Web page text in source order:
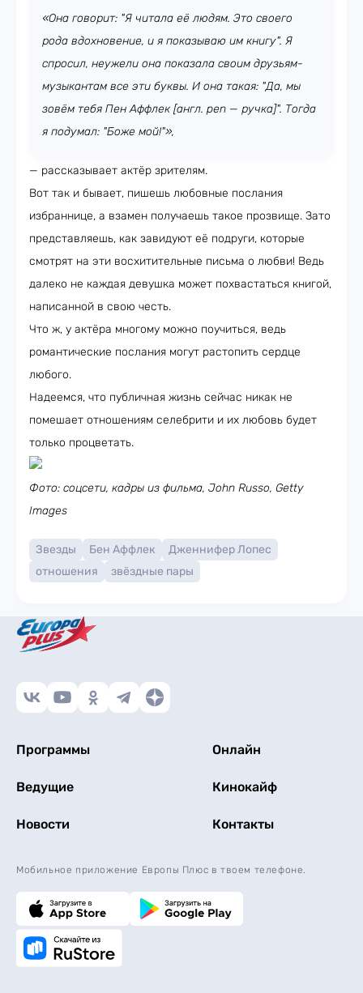
«Она говорит: "Я читала её людям. Это своего
рода вдохновение, и я показываю им книгу". Я
спросил, неужели она показала своим друзьям-
музыкантам все эти буквы. И она такая: "Да, мы
зовём тебя Пен Аффлек [англ. pen — ручка]". Тогда
я подумал: "Боже мой!"»,
— рассказывает актёр зрителям.
Вот так и бывает, пишешь любовные послания
избраннице, а взамен получаешь такое прозвище. Зато
представляешь, как завидуют её подруги, которые
смотрят на эти восхитительные письма о любви! Ведь
далеко не каждая девушка может похвастаться книгой,
написанной в свою честь.
Что ж, у актёра многому можно поучиться, ведь
романтические послания могут растопить сердце
любого.
Надеемся, что публичная жизнь сейчас никак не
помешает отношениям селебрити и их любовь будет
только процветать.
Фото: соцсети, кадры из фильма, John Russo, Getty
Images
Звезды Бен Аффлек
Дженнифер Лопес
отношения
звёздные пары
Программы Онлайн
Ведущие Кинокайф
Новости Контакты
Мобильное приложение Европы Плюс в твоем телефоне.